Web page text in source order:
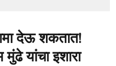
देऊ शकतात!
यांचा इशारा